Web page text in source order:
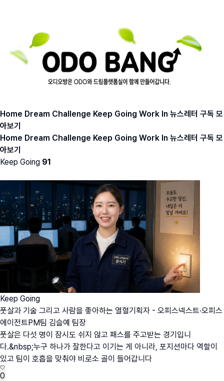
Home Dream Challenge Keep Going Work In 뉴스레터 구독 모
아보기
Home Dream Challenge Keep Going Work In 뉴스레터 구독 모
아보기
Keep Going 91
Keep Going
풋살과 기술 그리고 사람을 좋아하는 열혈기획자 - 오피스넥스트·오피스
에이전트PM팀 김슬예 팀장
풋살은 다섯 명이 잠시도 쉬지 않고 패스를 주고받는 경기입니
다.&nbsp;누구 하나가 잘한다고 이기는 게 아니라, 포지션마다 역할이
있고 팀이 호흡을 맞춰야 비로소 골이 들어갑니다
0